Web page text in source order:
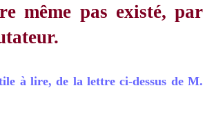
même pas existé, par
à lire, de la lettre ci-dessus de M.